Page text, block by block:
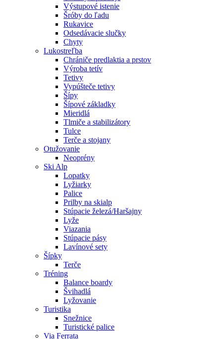
Výstupové istenie
Šróby do ľadu
Rukavice
Odsedávacie slučky
Chyty
Lukostreľba
Chrániče predlaktia a prstov
Výroba tetív
Tetivy
Vypúšteče tetivy
Šípy
Šípové základky
Mieridlá
Tlmiče a stabilizátory
Tulce
Terče a stojany
Otužovanie
Neoprény
Ski Alp
Lopatky
Lyžiarky
Palice
Prilby na skialp
Stúpacie železá/Haršajny
Lyže
Viazania
Stúpacie pásy
Lavínové sety
Šípky
Terče
Tréning
Balance boardy
Švihadlá
Lyžovanie
Turistika
Snežnice
Turistické palice
Via Ferrata